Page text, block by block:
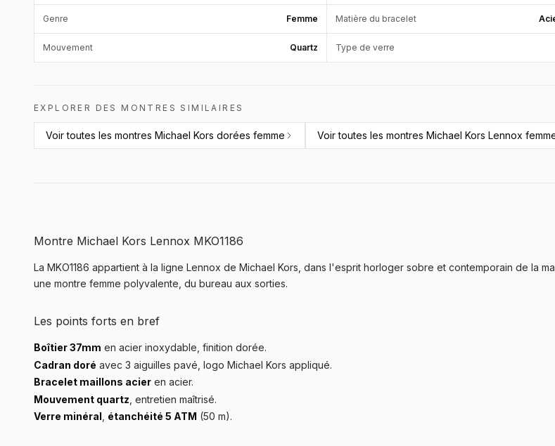
Genre Femme Matière du bracelet
Mouvement Quartz Type de verre
EXPLORER DES MONTRES SIMILAIRES
Voir toutes les montres Michael Kors dorées femme Voir toutes les montres Michael Kors Lennox
Montre Michael Kors Lennox MKO1186
La MKO1186 appartient à la ligne Lennox de Michael Kors, dans l'esprit horloger sobre et contemporain de la
une montre femme polyvalente, du bureau aux sorties.
Les points forts en bref
Boîtier 37mm en acier inoxydable, finition dorée.
Cadran doré avec 3 aiguilles pavé, logo Michael Kors appliqué.
Bracelet maillons acier en acier.
Mouvement quartz , entretien maîtrisé.
Verre minéral étanchéité 5 ATM (50 m).